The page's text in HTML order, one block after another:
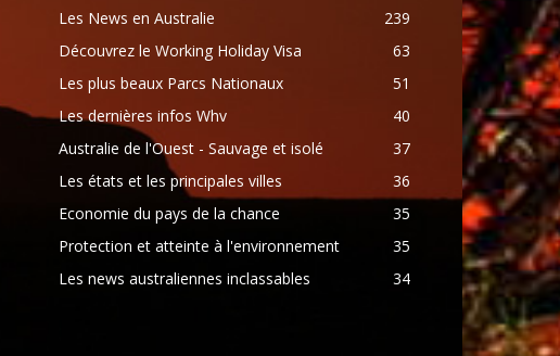
Les News en Australie
239
Découvrez le Working Holiday Visa
63
Les plus beaux Parcs Nationaux
51
Les dernières infos Whv
40
Australie de l'Ouest - Sauvage et isolé
37
Les états et les principales villes
36
Economie du pays de la chance
35
Protection et atteinte à l'environnement
35
Les news australiennes inclassables
34